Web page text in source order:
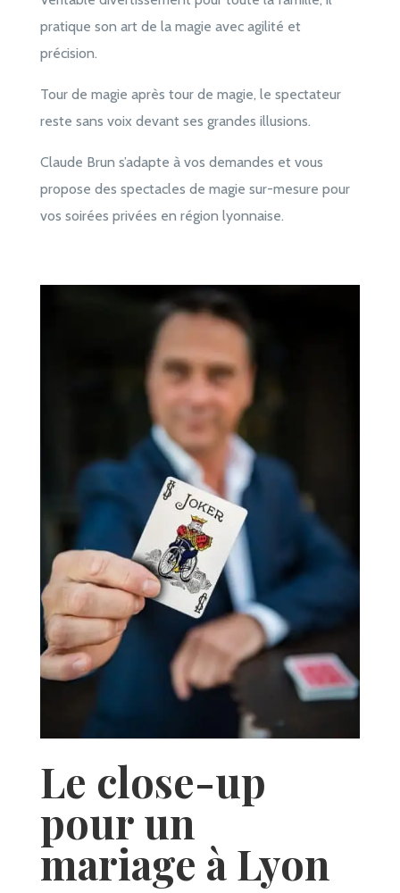
pratique son art de la magie avec agilité et
précision.
Tour de magie après tour de magie, le spectateur
reste sans voix devant ses grandes illusions.
Claude Brun s’adapte à vos demandes et vous
propose des spectacles de magie sur-mesure pour
vos soirées privées en région lyonnaise.
Le close-up
pour un
mariage à Lyon